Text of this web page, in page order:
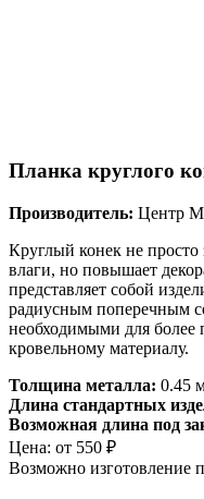
Планка круглого
Производитель: Центр
Круглый конек не
влаги, но повышает
представляет собой
радиусным поперечным
необходимыми для
кровельному материалу.
Толщина металла: 0.45
Длина стандартных
Возможная длина под
Цена: от 550 ₽
Возможно изготовление